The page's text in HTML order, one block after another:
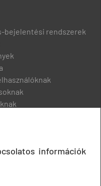
bejelentési rendszerek
információk